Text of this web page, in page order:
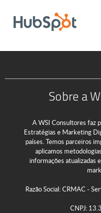
Sobre a
A WSI Consultores faz
Estratégias e Marketing
países. Temos parceiros
aplicamos
informações atualizadas
Razão Social: CRMAC -
CNPJ: